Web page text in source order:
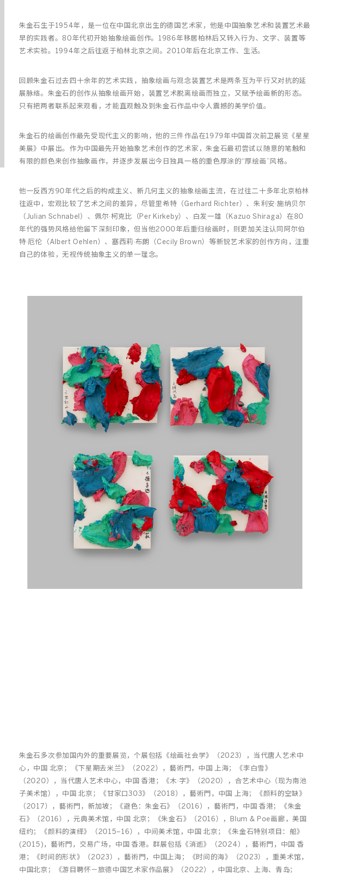
朱金石生于1954年，是一位在中国北京出生的德国艺术家，他是中国抽象艺术和装置艺术最
早的实践者。80年代初开始抽象绘画创作。1986年移居柏林后又转入行为、文字、装置等
艺术实验。1994年之后往返于柏林北京之间。2010年后在北京工作、生活。
回顾朱金石过去四十余年的艺术实践，抽象绘画与观念装置艺术是两条互为平行又对抗的延
展脉络。朱金石的创作从抽象绘画开始，装置艺术脱离绘画而独立，又赋予绘画新的形态。
只有把两者联系起来观看，才能直观触及到朱金石作品中令人震撼的美学价值。
朱金石的绘画创作最先受现代主义的影响，他的三件作品在1979年中国首次前卫展览《星星
美展》中展出。作为中国最先开始抽象艺术创作的艺术家，朱金石最初尝试以随意的笔触和
有限的颜色来创作抽象画作，并逐步发展出今日独具一格的重色厚涂的“厚绘画”风格。
他一反西方90年代之后的构成主义、新几何主义的抽象绘画主流，在过往二十多年北京柏林
往返中，宏观比较了艺术之间的差异，尽管里希特（Gerhard Richter）、朱利安·施纳贝尔
（Julian Schnabel）、佩尔·柯克比（Per Kirkeby）、白发一雄（Kazuo Shiraga）在80
年代的强势风格给他留下深刻印象，但当他2000年后重归绘画时，则更加关注认同阿尔伯
特·厄伦（Albert Oehlen）、塞西莉·布朗（Cecily Brown）等新锐艺术家的创作方向，注重
自己的体验，无视传统抽象主义的单一理念。
朱金石多次参加国内外的重要展览，个展包括《绘画社会学》（2023），当代唐人艺术中
心，中国 北京；《下星期去米兰》（2022），藝術門，中国 上海；《李白雪》
（2020），当代唐人艺术中心，中国 香港；《木·字》（2020），合艺术中心（现为南池
子美术馆），中国 北京；《甘家口303》（2018），藝術門，中国 上海；《颜料的空缺》
（2017），藝術門，新加坡；《避色：朱金石》（2016），藝術門，中国 香港；《朱金
石》（2016），元典美术馆，中国 北京；《朱金石》（2016），Blum & Poe画廊，美国
纽约；《颜料的演绎》（2015–16），中间美术馆，中国 北京；《朱金石特别项目：船》
(2015)，藝術門，交易广场，中国 香港。群展包括《消逝》（2024），藝術門，中国 香
港；《时间的形状》（2023），藝術門，中国上海；《时间的海》（2023），重美术馆，
中国北京；《游目聘怀－旅德中国艺术家作品展》（2022），中国北京、上海、青岛；